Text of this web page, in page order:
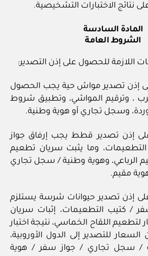
نتائج الاختبارات التشخيصية.
المادة السادسة
الشروط العامة
اللازمة للحصول على إذن التصدير:
إذن تصدير مواش حية يجب الحصول
، وترقيم المواشي، وتطبيق شروط
وسجل تجاري أو هوية وطنية.
إذن تصدير قطط يجب إرفاق جواز
وما يثبت سريان تطعيم
الرباعي، وهوية وطنية / سجل تجاري
مقيم.
إذن تصدير حيوانات شرسة يستلزم
/ كتيب التطعيمات، إثبات سريان
اللقاح الخماسي، نتيجة اختبار
للتصدير إلى الدول الأوروبية،
/ سجل تجاري / جواز سفر / هوية